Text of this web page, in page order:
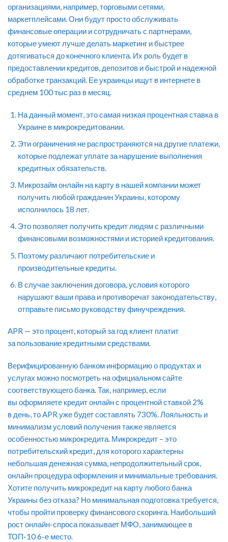
организациями, например, торговыми сетями,
маркетплейсами. Они будут просто обслуживать
финансовые операции и сотрудничать с партнерами,
которые умеют лучше делать маркетинг и быстрее
дотягиваться до конечного клиента. Их роль будет в
предоставлении кредитов, депозитов и быстрой и надежной
обработке транзакций. Ее украинцы ищут в интернете в
среднем 100 тыс раз в месяц.
На данный момент, это самая низкая процентная ставка в
Украине в микрокредитовании.
Эти ограничения не распространяются на другие платежи,
которые подлежат уплате за нарушение выполнения
кредитных обязательств.
Микрозайм онлайн на карту в нашей компании может
получить любой гражданин Украины, которому
исполнилось 18 лет.
Это позволяет получить кредит людям с различными
финансовыми возможностями и историей кредитования.
Поэтому различают потребительские и
производительные кредиты.
В случае заключения договора, условия которого
нарушают ваши права и противоречат законодательству,
отправьте письмо руководству финучреждения.
APR — это процент, который за год клиент платит
за пользование кредитными средствами.
Верифицированную банком информацию о продуктах и
услугах можно посмотреть на официальном сайте
соответствующего банка. Так, например, если
вы оформляете кредит онлайн с процентной ставкой 2%
в день, то APR уже будет составлять 730%. Лояльность и
минимализм условий получения также является
особенностью микрокредита. Микрокредит – это
потребительский кредит, для которого характерны
небольшая денежная сумма, непродолжительный срок,
онлайн процедура оформления и минимальные требования.
Хотите получить микрокредит на карту любого банка
Украины без отказа? Но минимальная подготовка требуется,
чтобы пройти проверку финансового скоринга. Наибольший
рост онлайн-спроса показывает МФО, занимающее в
ТОП-10 6-е место.